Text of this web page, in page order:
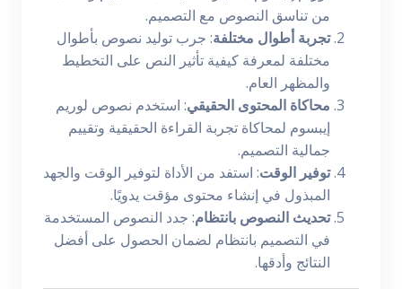
من تناسق النصوص مع التصميم.
تجربة أطوال مختلفة: جرب توليد نصوص بأطوال
مختلفة لمعرفة كيفية تأثير النص على التخطيط
والمظهر العام.
محاكاة المحتوى الحقيقي: استخدم نصوص لوريم
إيبسوم لمحاكاة تجربة القراءة الحقيقية وتقييم
جمالية التصميم.
توفير الوقت: استفد من الأداة لتوفير الوقت والجهد
المبذول في إنشاء محتوى مؤقت يدويًا.
تحديث النصوص بانتظام: جدد النصوص المستخدمة
في التصميم بانتظام لضمان الحصول على أفضل
النتائج وأدقها.